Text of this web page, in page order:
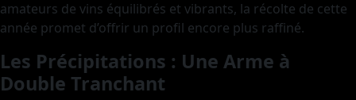
amateurs de vins équilibrés et vibrants, la récolte de cette
année promet d’offrir un profil encore plus raffiné.
Les Précipitations : Une Arme à
Double Tranchant